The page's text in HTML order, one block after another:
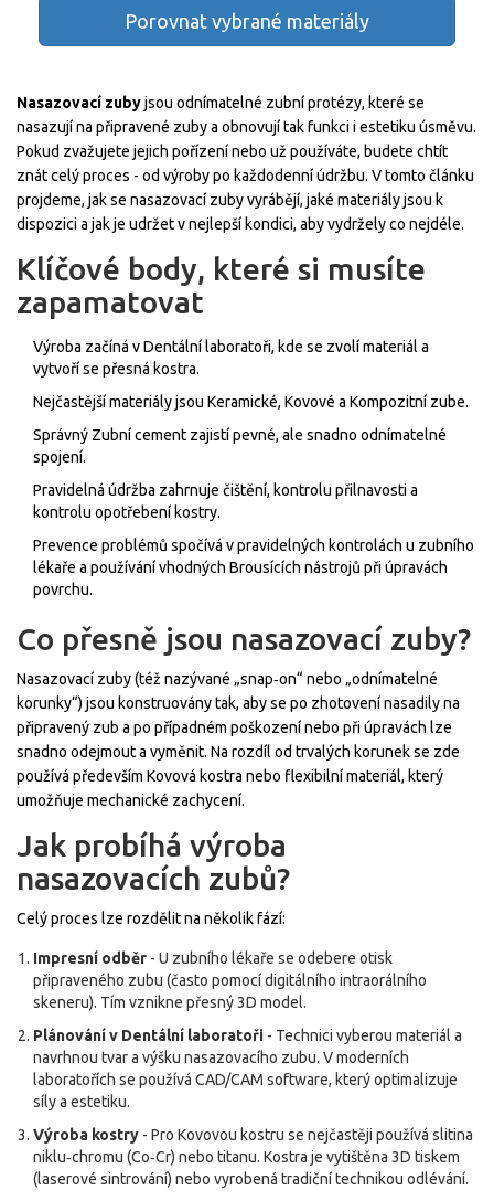
Porovnat vybrané materiály
Nasazovací zubyjsou odnímatelné zubní protézy, které se
nasazují na připravené zuby a obnovují tak funkci i estetiku úsměvu.
Pokud zvažujete jejich pořízení nebo už používáte, budete chtít
znát celý proces - od výroby po každodenní údržbu. V tomto článku
projdeme, jak se nasazovací zuby vyrábějí, jaké materiály jsou k
dispozici a jak je udržet v nejlepší kondici, aby vydržely co nejdéle.
Klíčové body, které si musíte
zapamatovat
Výroba začíná vDentální laboratoři, kde se zvolí materiál a
vytvoří se přesná kostra.
Nejčastější materiály jsou Keramické, Kovové a Kompozitní zube.
Správný Zubní cement zajistí pevné, ale snadno odnímatelné
spojení.
Pravidelná údržba zahrnuje čištění, kontrolu přilnavosti a
kontrolu opotřebení kostry.
Prevence problémů spočívá v pravidelných kontrolách u zubního
lékaře a používání vhodných Brousících nástrojů při úpravách
povrchu.
Co přesně jsou nasazovací zuby?
Nasazovací zuby (též nazývané „snap‑on“ nebo „odnímatelné
korunky“) jsou konstruovány tak, aby se po zhotovení nasadily na
připravený zub a po případném poškození nebo při úpravách lze
snadno odejmout a vyměnit. Na rozdíl od trvalých korunek se zde
používá především Kovová kostra nebo flexibilní materiál, který
umožňuje mechanické zachycení.
Jak probíhá výroba
nasazovacích zubů?
Celý proces lze rozdělit na několik fází:
Impresní odběr - U zubního lékaře se odebere otisk
připraveného zubu (často pomocí digitálního intraorálního
skeneru). Tím vznikne přesný 3D model.
Plánování v Dentální laboratoři - Technici vyberou materiál a
navrhnou tvar a výšku nasazovacího zubu. V moderních
laboratořích se používá CAD/CAM software, který optimalizuje
síly a estetiku.
Výroba kostry - Pro Kovovou kostru se nejčastěji používá slitina
niklu‑chromu (Co‑Cr) nebo titanu. Kostra je vytištěna 3D tiskem
(laserové sintrování) nebo vyrobená tradiční technikou odlévání.